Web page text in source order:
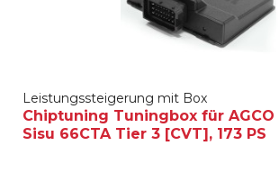
Leistungssteigerung mit Box
Chiptuning Tuningbox für AGCO
Sisu 66CTA Tier 3 [CVT], 173 PS